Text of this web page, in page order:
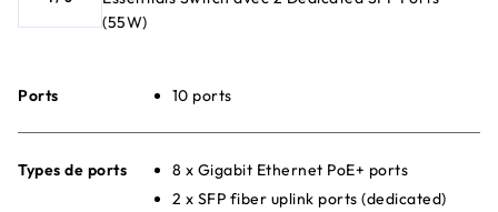
(55W)
Ports 10 ports
Types de ports
8 x Gigabit Ethernet PoE+ ports
2 x SFP fiber uplink ports (dedicated)